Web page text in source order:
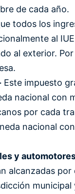
de cada año.
todos los
al
al exterior.
Este impuesto
nacional con
por cada
nacional
y
alcanzadas